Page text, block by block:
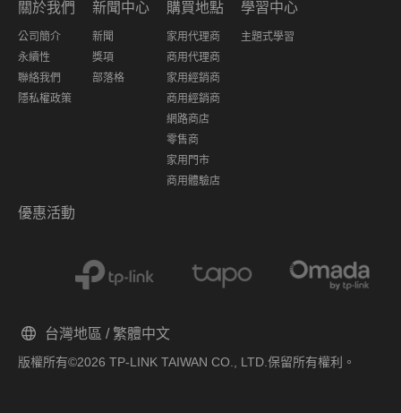
關於我們
公司簡介
永續性
聯絡我們
隱私權政策
新聞中心
新聞
獎項
部落格
購買地點
家用代理商
商用代理商
家用經銷商
商用經銷商
網路商店
零售商
家用門市
商用體驗店
學習中心
主題式學習
優惠活動
版權所有©2026 TP-LINK TAIWAN CO., LTD.保留所有權利。
台灣地區 / 繁體中文